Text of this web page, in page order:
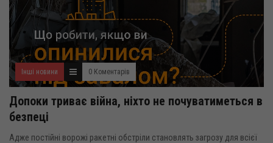
Інші новини 0 Коментарів
Допоки триває війна, ніхто не почуватиметься в
безпеці
Адже постійні ворожі ракетні обстріли становлять загрозу для всієї